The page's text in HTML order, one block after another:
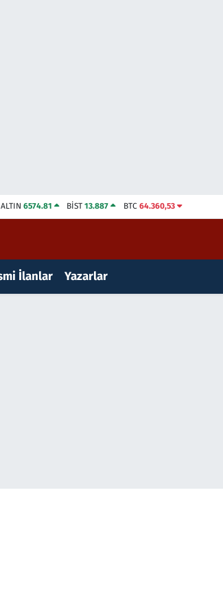
ALTIN 6574.81 BİST13.887 BTC 64.360,53
İlanlar Yazarlar